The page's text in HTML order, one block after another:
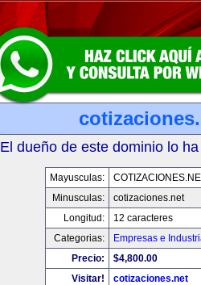
El dueño de este dominio lo
Mayusculas:
Minusculas:
cotizaciones.net
Longitud:
12 caracteres
Categorias:
Empresas e
Precio:
$4,800.00
Visitar!
cotizaciones.net